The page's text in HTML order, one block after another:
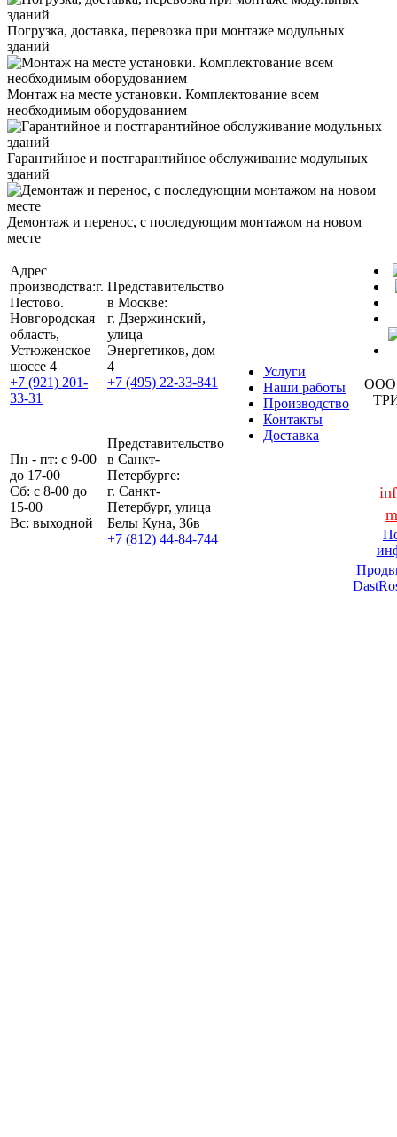
Погрузка, доставка, перевозка при монтаже модульных
зданий
Монтаж на месте установки. Комплектование всем
необходимым оборудованием
Гарантийное и постгарантийное обслуживание модульных
зданий
Демонтаж и перенос, с последующим монтажом на новом
месте
Адрес
производства:г.
Пестово.
Новгородская
область,
Устюженское
шоссе 4
+7 (921) 201-
33-31
Представительство
в Москве:
г. Дзержинский,
улица
Энергетиков, дом
4
+7 (495) 22-33-841
Услуги
Наши работы
Производство
Контакты
Доставка
ООО
Пн - пт: с 9-00
до 17-00
Сб: с 8-00 до
15-00
Вс: выходной
Представительство
в Санкт-
Петербурге:
г. Санкт-
Петербург, улица
Белы Куна, 36в
+7 (812) 44-84-744